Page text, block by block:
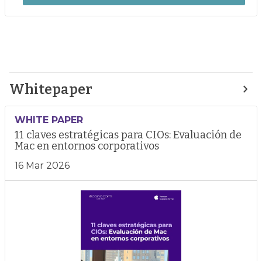
Whitepaper
WHITE PAPER
11 claves estratégicas para CIOs: Evaluación de
Mac en entornos corporativos
16 Mar 2026